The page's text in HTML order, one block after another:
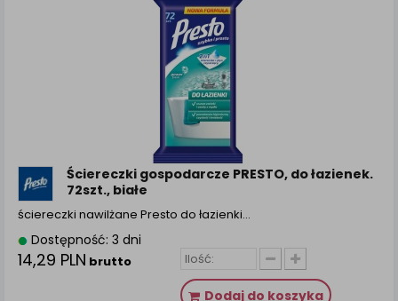
Ściereczki gospodarcze PRESTO, do łazienek.
72szt., białe
ściereczki nawilżane Presto do łazienki…
Dostępność: 3 dni
14,29 PLN brutto
Dodaj do koszyka